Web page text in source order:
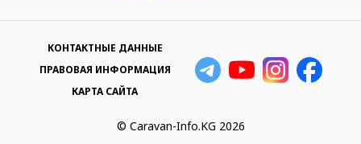
© Caravan-Info.KG 2026
КОНТАКТНЫЕ ДАННЫЕ
ПРАВОВАЯ ИНФОРМАЦИЯ
КАРТА САЙТА